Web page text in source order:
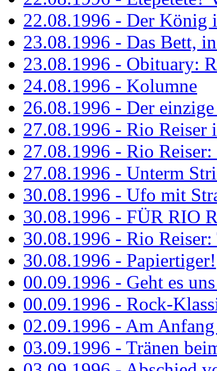
22.08.1996 - Der König
23.08.1996 - Das Bett,
23.08.1996 - Obituary:
24.08.1996 - Kolumne
26.08.1996 - Der
27.08.1996 - Rio Reiser
27.08.1996 - Rio
27.08.1996 - Unterm
30.08.1996 - Ufo mit
30.08.1996 - FÜR RIO
30.08.1996 - Rio
30.08.1996 - Papiertiger!
00.09.1996 - Geht es
00.09.1996 - Rock-
02.09.1996 - Am
03.09.1996 - Tränen